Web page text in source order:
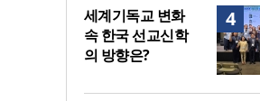
4
세계기독교 변화
속 한국 선교신학
의 방향은?